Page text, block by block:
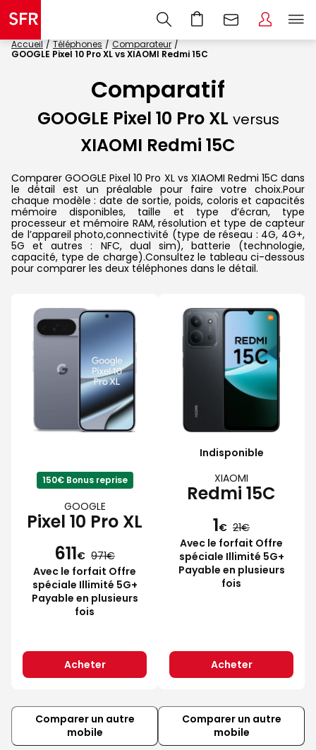
Accueil Téléphones
Comparateur
GOOGLE Pixel 10 Pro XL vs XIAOMI Redmi 15C
Comparatif
GOOGLE Pixel 10 Pro XL versus
XIAOMI Redmi 15C
Comparer GOOGLE Pixel 10 Pro XL vs XIAOMI Redmi 15C dans
le détail est un préalable pour faire votre choix.Pour
chaque modèle : date de sortie, poids, coloris et capacités
mémoire disponibles, taille et type d’écran, type
processeur et mémoire RAM, résolution et type de capteur
de l’appareil photo,connectivité (type de réseau : 4G, 4G+,
5G et autres : NFC, dual sim), batterie (technologie,
capacité, type de charge).Consultez le tableau ci-dessous
pour comparer les deux téléphones dans le détail.
150€ Bonus reprise
GOOGLE
Pixel 10 Pro XL
611€ 971
Avec le forfait Offre
spéciale Illimité 5G+
Payable en plusieurs
fois
Acheter
Indisponible
XIAOMI
Redmi 15C
1€ 21
Avec le forfait Offre
spéciale Illimité 5G+
Payable en plusieurs
fois
Acheter
Comparer un autre
mobile
Comparer un autre
mobile